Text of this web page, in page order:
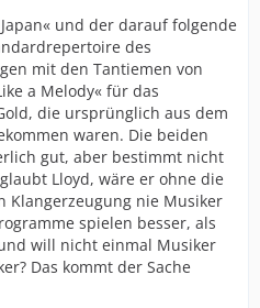
und der darauf folgende
des
mit den Tantiemen von
a Melody« für das
die ursprünglich aus dem
waren. Die beiden
gut, aber bestimmt nicht
Lloyd, wäre er ohne die
Klangerzeugung nie Musiker
spielen besser, als
will nicht einmal Musiker
Das kommt der Sache